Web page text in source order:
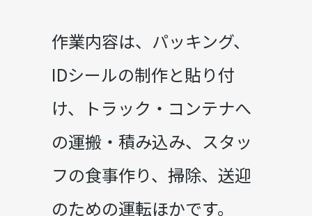
作業内容は、パッキング、
IDシールの制作と貼り付
け、トラック・コンテナへ
の運搬・積み込み、スタッ
フの食事作り、掃除、送迎
のための運転ほかです。